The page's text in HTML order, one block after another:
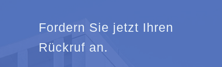
Fordern Sie jetzt Ihren
Rückruf an.